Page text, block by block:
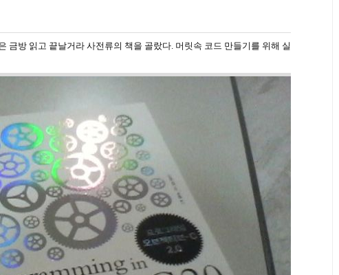
금방 읽고 끝날거라 사전류의 책을 골랐다. 머릿속 코드 만들기를 위해 실